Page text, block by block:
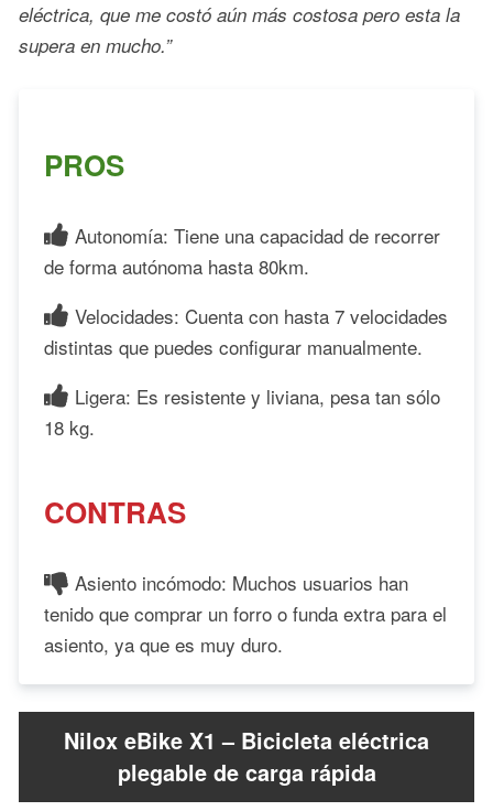
eléctrica, que me costó aún más costosa pero esta la
supera en mucho.”
PROS
Autonomía: Tiene una capacidad de recorrer
de forma autónoma hasta 80km.
Velocidades: Cuenta con hasta 7 velocidades
distintas que puedes configurar manualmente.
Ligera: Es resistente y liviana, pesa tan sólo
18 kg.
CONTRAS
Asiento incómodo: Muchos usuarios han
tenido que comprar un forro o funda extra para el
asiento, ya que es muy duro.
Nilox eBike X1 – Bicicleta eléctrica
plegable de carga rápida